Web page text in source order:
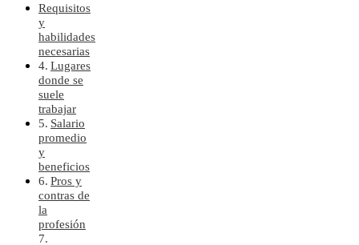
Requisitos
y
habilidades
necesarias
Lugares
donde se
suele
trabajar
Salario
promedio
y
beneficios
Pros y
contras de
la
profesión